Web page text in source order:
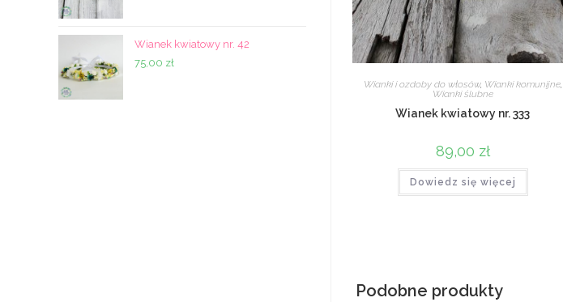
Wianki i ozdoby do włosów, Wianki komunijne,
Wianki ślubne
Wianek kwiatowy nr. 333
89,00 zł
Dowiedz się więcej
Podobne produkty
Wianek kwiatowy nr. 42
75,00 zł